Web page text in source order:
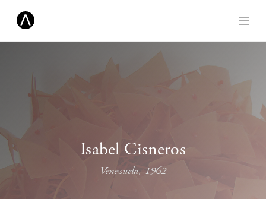
Isabel Cisneros
Venezuela, 1962